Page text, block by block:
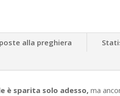
alla preghiera
è sparita solo adesso, ma